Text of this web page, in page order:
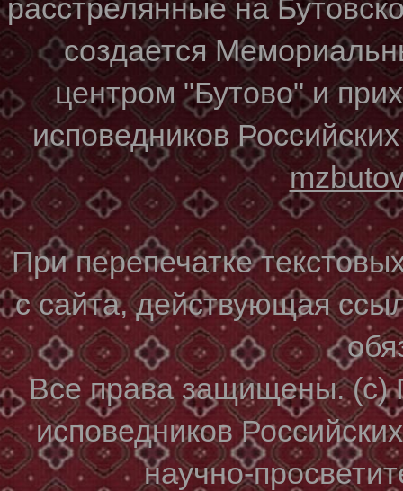
расстрелянные на
создается
центром "Бутово" и
исповедников
При перепечатке
с сайта, действующая
Все права защищены. (с)
исповедников
научно-